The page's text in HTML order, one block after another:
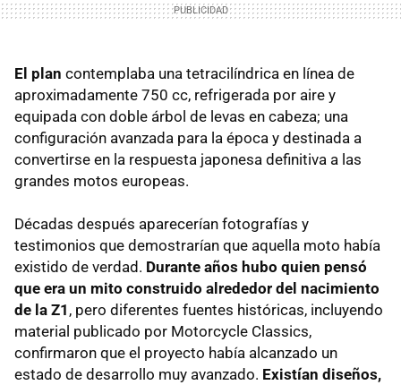
El plan contemplaba una tetracilíndrica en línea de
aproximadamente 750 cc, refrigerada por aire y
equipada con doble árbol de levas en cabeza; una
configuración avanzada para la época y destinada a
convertirse en la respuesta japonesa definitiva a las
grandes motos europeas.
Décadas después aparecerían fotografías y
testimonios que demostrarían que aquella moto había
existido de verdad. Durante años hubo quien pensó
que era un mito construido alrededor del nacimiento
de la Z1 , pero diferentes fuentes históricas, incluyendo
material publicado por Motorcycle Classics,
confirmaron que el proyecto había alcanzado un
estado de desarrollo muy avanzado. Existían diseños,